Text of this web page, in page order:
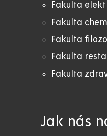
Fakulta
Fakulta
Fakulta
Fakulta
Fakulta
Jak nás